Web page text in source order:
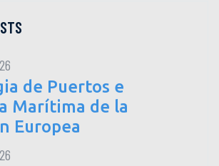
de Puertos e
Marítima de la
Europea